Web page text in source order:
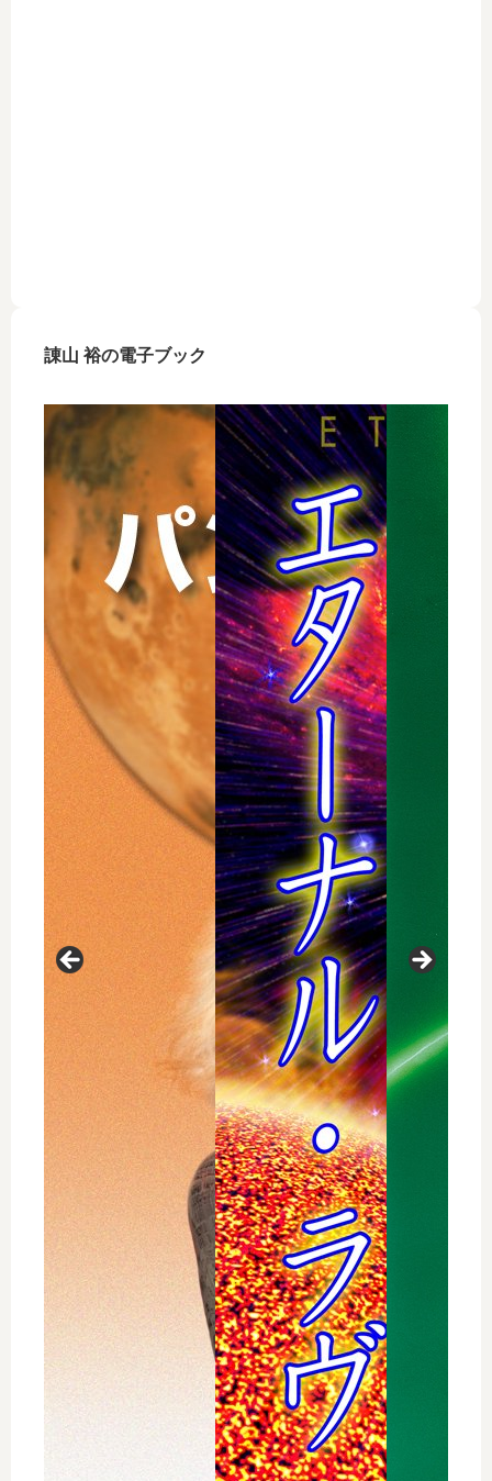
諌山 裕の電子ブック